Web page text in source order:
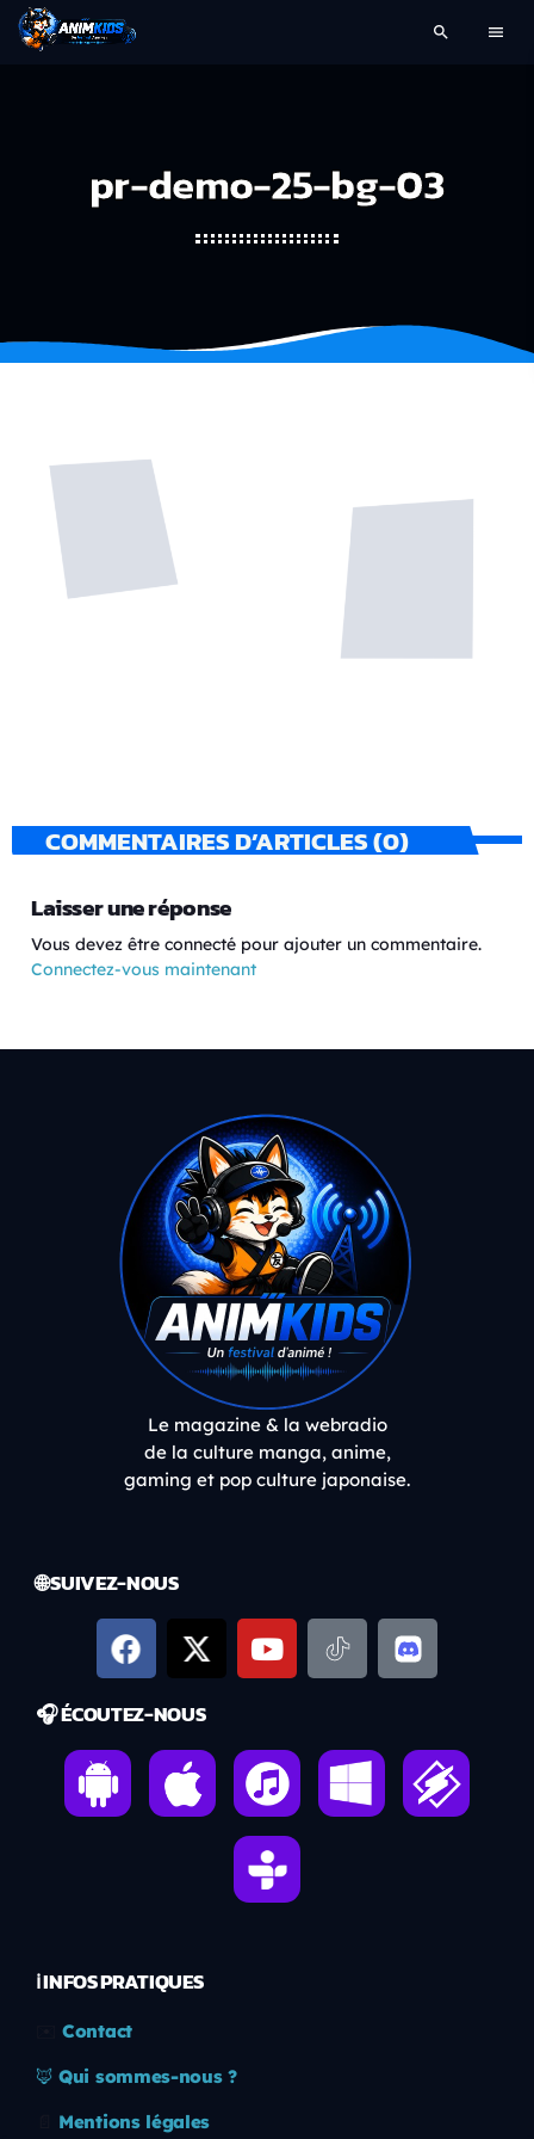
search menu
pr-demo-25-bg-03
COMMENTAIRES D’ARTICLES (0)
Laisser une réponse
Vous devez être connecté pour ajouter un commentaire.
Connectez-vous maintenant
Le magazine & la webradio
de la culture manga, anime,
gaming et pop culture japonaise.
🌐 SUIVEZ-NOUS
🎧 ÉCOUTEZ-NOUS
ℹ️ INFOS PRATIQUES
Contact
🦊 Qui sommes-nous ?
Mentions légales